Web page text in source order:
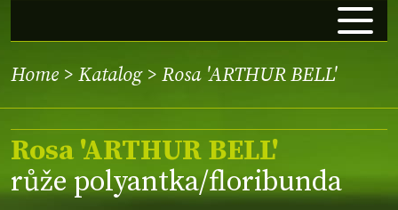
Home > Katalog> Rosa 'ARTHUR BELL'
Rosa 'ARTHUR BELL'
růže polyantka/floribunda